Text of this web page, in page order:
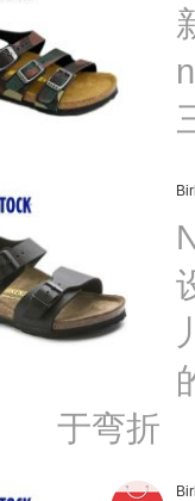
于弯折